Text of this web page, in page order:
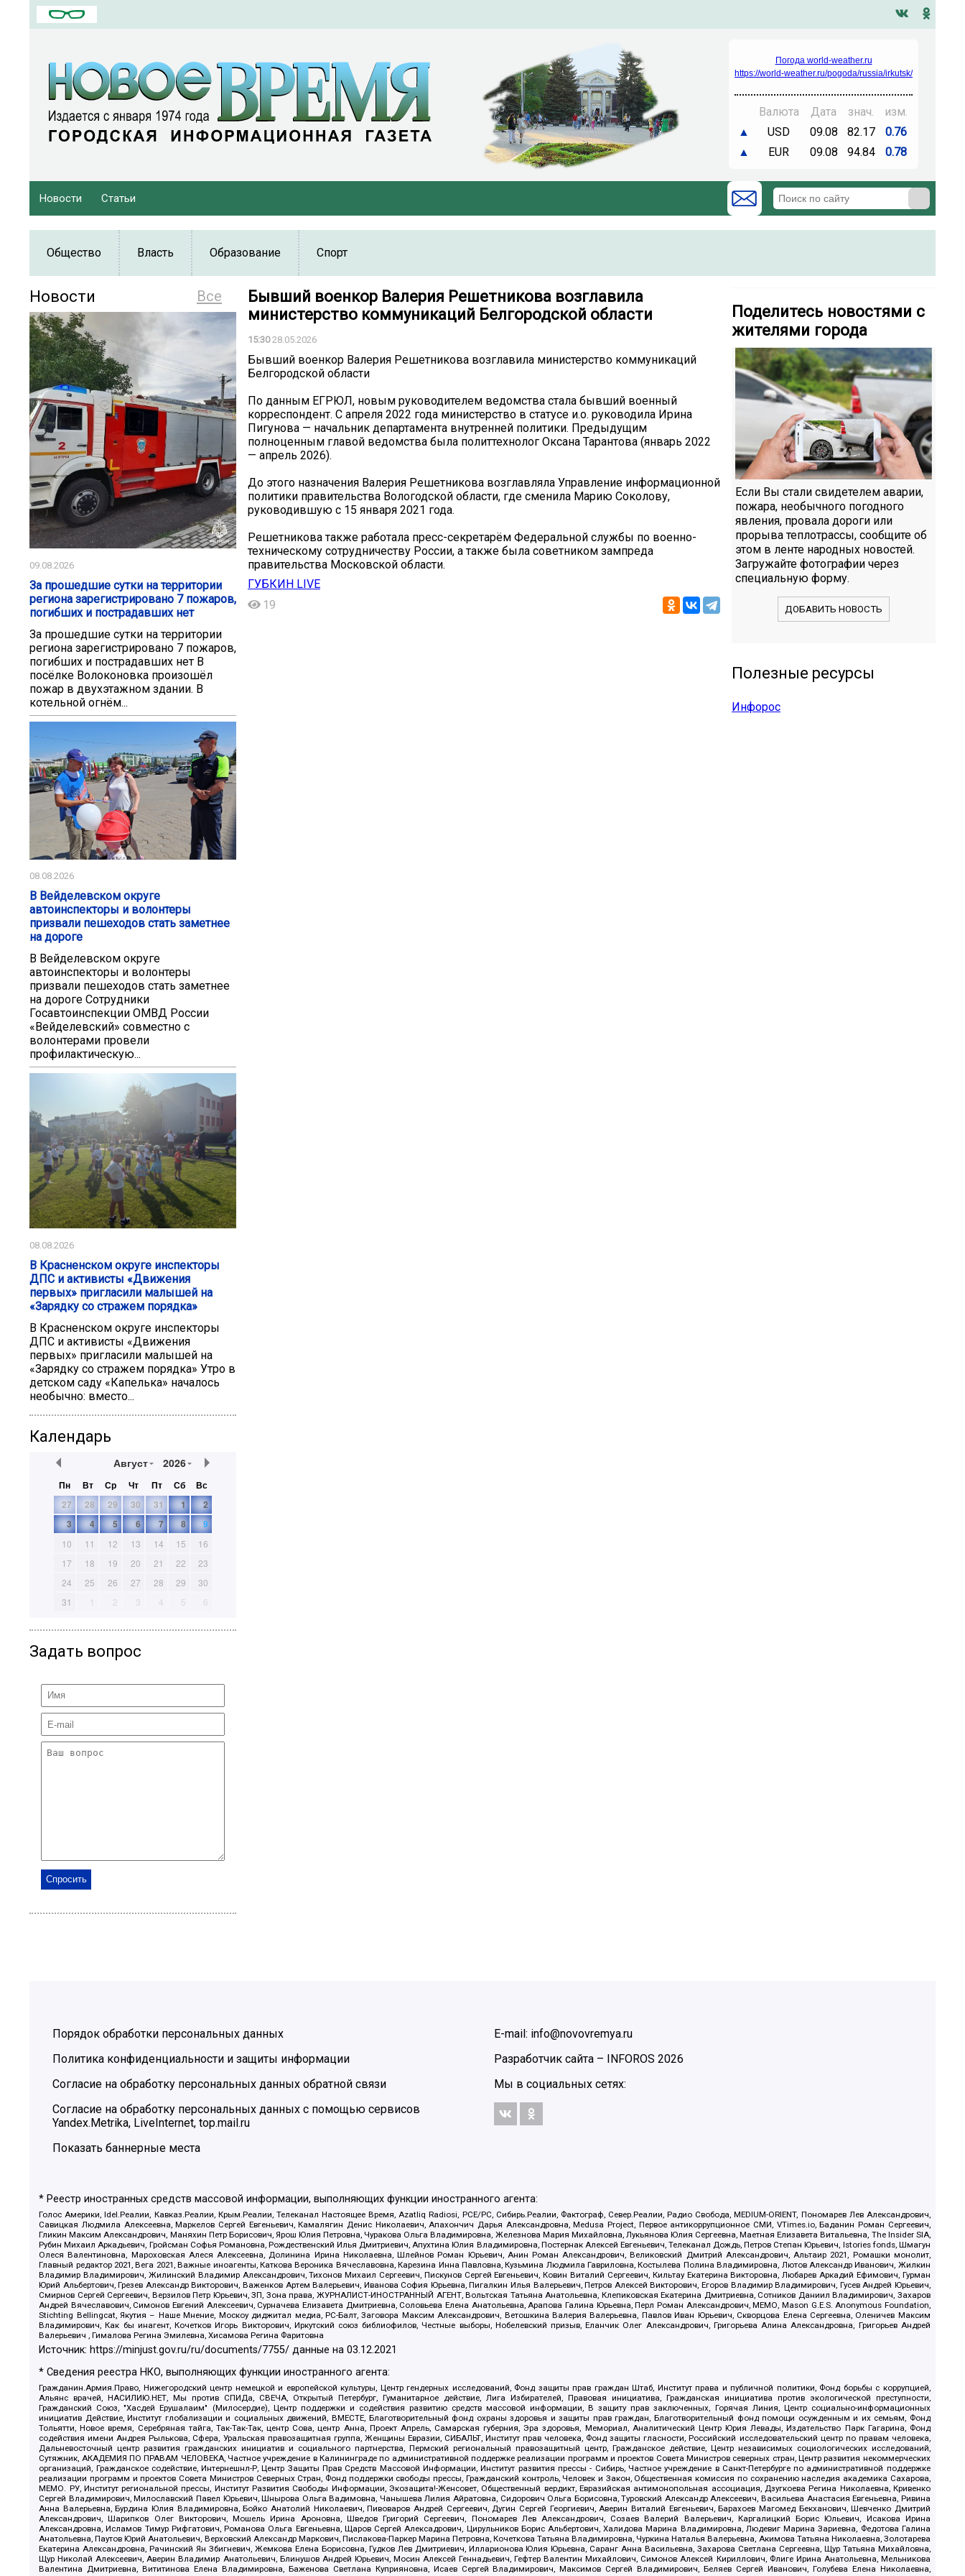
Погода world-weather.ru
https://world-weather.ru/pogoda/russia/irkutsk/
Валюта Дата знач.
изм.
▲
USD 09.08 82.17
0.76
▲
EUR 09.08 94.84 0.78
Новости Статьи
Общество Власть Образование Спорт
Все
Новости
09.08.2026
За прошедшие сутки на территории
региона зарегистрировано 7 пожаров,
погибших и пострадавших нет
За прошедшие сутки на территории
региона зарегистрировано 7 пожаров,
погибших и пострадавших нет В
посëлке Волоконовка произошëл
пожар в двухэтажном здании. В
котельной огнём...
08.08.2026
В Вейделевском округе
автоинспекторы и волонтеры
призвали пешеходов стать заметнее
на дороге
В Вейделевском округе
автоинспекторы и волонтеры
призвали пешеходов стать заметнее
на дороге Сотрудники
Госавтоинспекции ОМВД России
«Вейделевский» совместно с
волонтерами провели
профилактическую...
08.08.2026
В Красненском округе инспекторы
ДПС и активисты «Движения
первых» пригласили малышей на
«Зарядку со стражем порядка»
В Красненском округе инспекторы
ДПС и активисты «Движения
первых» пригласили малышей на
«Зарядку со стражем порядка» Утро в
детском саду «Капелька» началось
необычно: вместо...
Календарь
Август 2026
Пн Вт Ср Чт Пт Сб
Вс
27
28 29 30 31 1
2
3
4 5 6 7 8 9
10 11 12 13 14 15
16
17
18 19 20 21 22
23
24
25 26 27 28 29
30
31
1 2 3 4 5 6
Задать вопрос
Бывший военкор Валерия Решетникова возглавила
министерство коммуникаций Белгородской области
15:3028.05.2026
Бывший военкор Валерия Решетникова возглавила министерство коммуникаций
Белгородской области
По данным ЕГРЮЛ, новым руководителем ведомства стала бывший военный
корреспондент. С апреля 2022 года министерство в статусе и.о. руководила Ирина
Пигунова — начальник департамента внутренней политики. Предыдущим
полноценным главой ведомства была политтехнолог Оксана Тарантова (январь 2022
— апрель 2026).
До этого назначения Валерия Решетникова возглавляла Управление информационной
политики правительства Вологодской области, где сменила Марию Соколову,
руководившую с 15 января 2021 года.
Решетникова также работала пресс-секретарём Федеральной службы по военно-
техническому сотрудничеству России, а также была советником зампреда
правительства Московской области.
ГУБКИН LIVE
19
Поделитесь новостями с
жителями города
Если Вы стали свидетелем аварии,
пожара, необычного погодного
явления, провала дороги или
прорыва теплотрассы, сообщите об
этом в ленте народных новостей.
Загружайте фотографии через
специальную форму.
ДОБАВИТЬ НОВОСТЬ
Полезные ресурсы
Инфорос
Порядок обработки персональных данных
Политика конфиденциальности и защиты информации
Согласие на обработку персональных данных обратной связи
Согласие на обработку персональных данных с помощью сервисов
Yandex.Metrika, LiveInternet, top.mail.ru
Показать баннерные места
E-mail: info@novovremya.ru
Разработчик сайта – INFOROS 2026
Мы в социальных сетях:
* Реестр иностранных средств массовой информации, выполняющих функции иностранного агента:
Голос Америки, Idel.Реалии, Кавказ.Реалии, Крым.Реалии, Телеканал Настоящее Время, Azatliq Radiosi, PCE/PC, Сибирь.Реалии, Фактограф, Север.Реалии, Радио Свобода, MEDIUM-ORIENT, Пономарев Лев Александрович,
Савицкая Людмила Алексеевна, Маркелов Сергей Евгеньевич, Камалягин Денис Николаевич, Апахончич Дарья Александровна, Medusa Project, Первое антикоррупционное СМИ, VTimes.io, Баданин Роман Сергеевич,
Гликин Максим Александрович, Маняхин Петр Борисович, Ярош Юлия Петровна, Чуракова Ольга Владимировна, Железнова Мария Михайловна, Лукьянова Юлия Сергеевна, Маетная Елизавета Витальевна, The Insider SIA,
Рубин Михаил Аркадьевич, Гройсман Софья Романовна, Рождественский Илья Дмитриевич, Апухтина Юлия Владимировна, Постернак Алексей Евгеньевич, Телеканал Дождь, Петров Степан Юрьевич, Istories fonds, Шмагун
Олеся Валентиновна, Мароховская Алеся Алексеевна, Долинина Ирина Николаевна, Шлейнов Роман Юрьевич, Анин Роман Александрович, Великовский Дмитрий Александрович, Альтаир 2021, Ромашки монолит,
Главный редактор 2021, Вега 2021, Важные иноагенты, Каткова Вероника Вячеславовна, Карезина Инна Павловна, Кузьмина Людмила Гавриловна, Костылева Полина Владимировна, Лютов Александр Иванович, Жилкин
Владимир Владимирович, Жилинский Владимир Александрович, Тихонов Михаил Сергеевич, Пискунов Сергей Евгеньевич, Ковин Виталий Сергеевич, Кильтау Екатерина Викторовна, Любарев Аркадий Ефимович, Гурман
Юрий Альбертович, Грезев Александр Викторович, Важенков Артем Валерьевич, Иванова София Юрьевна, Пигалкин Илья Валерьевич, Петров Алексей Викторович, Егоров Владимир Владимирович, Гусев Андрей Юрьевич,
Смирнов Сергей Сергеевич, Верзилов Петр Юрьевич, ЗП, Зона права, ЖУРНАЛИСТ-ИНОСТРАННЫЙ АГЕНТ, Вольтская Татьяна Анатольевна, Клепиковская Екатерина Дмитриевна, Сотников Даниил Владимирович, Захаров
Андрей Вячеславович, Симонов Евгений Алексеевич, Сурначева Елизавета Дмитриевна, Соловьева Елена Анатольевна, Арапова Галина Юрьевна, Перл Роман Александрович, МЕМО, Mason G.E.S. Anonymous Foundation,
Stichting Bellingcat, Якутия – Наше Мнение, Москоу диджитал медиа, РС-Балт, Заговора Максим Александрович, Ветошкина Валерия Валерьевна, Павлов Иван Юрьевич, Скворцова Елена Сергеевна, Оленичев Максим
Владимирович, Как бы инагент, Кочетков Игорь Викторович, Иркутский союз библиофилов, Честные выборы, Нобелевский призыв, Еланчик Олег Александрович, Григорьева Алина Александровна, Григорьев Андрей
Валерьевич , Гималова Регина Эмилевна, Хисамова Регина Фаритовна
Источник: https://minjust.gov.ru/ru/documents/7755/ данные на03.12.2021
* Сведения реестра НКО, выполняющих функции иностранного агента:
Гражданин.Армия.Право, Нижегородский центр немецкой и европейской культуры, Центр гендерных исследований, Фонд защиты прав граждан Штаб, Институт права и публичной политики, Фонд борьбы с коррупцией,
Альянс врачей, НАСИЛИЮ.НЕТ, Мы против СПИДа, СВЕЧА, Открытый Петербург, Гуманитарное действие, Лига Избирателей, Правовая инициатива, Гражданская инициатива против экологической преступности,
Гражданский Союз, "Хасдей Ерушалаим" (Милосердие), Центр поддержки и содействия развитию средств массовой информации, В защиту прав заключенных, Горячая Линия, Центр социально-информационных
инициатив Действие, Институт глобализации и социальных движений, ВМЕСТЕ, Благотворительный фонд охраны здоровья и защиты прав граждан, Благотворительный фонд помощи осужденным и их семьям, Фонд
Тольятти, Новое время, Серебряная тайга, Так-Так-Так, центр Сова, центр Анна, Проект Апрель, Самарская губерния, Эра здоровья, Мемориал, Аналитический Центр Юрия Левады, Издательство Парк Гагарина, Фонд
содействия имени Андрея Рылькова, Сфера, Уральская правозащитная группа, Женщины Евразии, СИБАЛЬТ, Институт прав человека, Фонд защиты гласности, Российский исследовательский центр по правам человека,
Дальневосточный центр развития гражданских инициатив и социального партнерства, Пермский региональный правозащитный центр, Гражданское действие, Центр независимых социологических исследований,
Сутяжник, АКАДЕМИЯ ПО ПРАВАМ ЧЕЛОВЕКА, Частное учреждение в Калининграде по административной поддержке реализации программ и проектов Совета Министров северных стран, Центр развития некоммерческих
организаций, Гражданское содействие, Интернешнл-Р, Центр Защиты Прав Средств Массовой Информации, Институт развития прессы - Сибирь, Частное учреждение в Санкт-Петербурге по административной поддержке
реализации программ и проектов Совета Министров Северных Стран, Фонд поддержки свободы прессы, Гражданский контроль, Человек и Закон, Общественная комиссия по сохранению наследия академика Сахарова,
МЕМО. РУ, Институт региональной прессы, Институт Развития Свободы Информации, Экозащита!-Женсовет, Общественный вердикт, Евразийская антимонопольная ассоциация, Дзугкоева Регина Николаевна, Кривенко
Сергей Владимирович, Милославский Павел Юрьевич, Шнырова Ольга Вадимовна, Чанышева Лилия Айратовна, Сидорович Ольга Борисовна, Туровский Александр Алексеевич, Васильева Анастасия Евгеньевна, Ривина
Анна Валерьевна, Бурдина Юлия Владимировна, Бойко Анатолий Николаевич, Пивоваров Андрей Сергеевич, Дугин Сергей Георгиевич, Аверин Виталий Евгеньевич, Барахоев Магомед Бекханович, Шевченко Дмитрий
Александрович, Шарипков Олег Викторович, Мошель Ирина Ароновна, Шведов Григорий Сергеевич, Пономарев Лев Александрович, Созаев Валерий Валерьевич, Каргалицкий Борис Юльевич, Исакова Ирина
Александровна, Исламов Тимур Рифгатович, Романова Ольга Евгеньевна, Щаров Сергей Алексадрович, Цирульников Борис Альбертович, Халидова Марина Владимировна, Людевиг Марина Зариевна, Федотова Галина
Анатольевна, Паутов Юрий Анатольевич, Верховский Александр Маркович, Пислакова-Паркер Марина Петровна, Кочеткова Татьяна Владимировна, Чуркина Наталья Валерьевна, Акимова Татьяна Николаевна, Золотарева
Екатерина Александровна, Рачинский Ян Збигневич, Жемкова Елена Борисовна, Гудков Лев Дмитриевич, Илларионова Юлия Юрьевна, Саранг Анна Васильевна, Захарова Светлана Сергеевна, Щур Татьяна Михайловна,
Щур Николай Алексеевич, Аверин Владимир Анатольевич, Блинушов Андрей Юрьевич, Мосин Алексей Геннадьевич, Гефтер Валентин Михайлович, Симонов Алексей Кириллович, Флиге Ирина Анатольевна, Мельникова
Валентина Дмитриевна, Вититинова Елена Владимировна, Баженова Светлана Куприяновна, Исаев Сергей Владимирович, Максимов Сергей Владимирович, Беляев Сергей Иванович, Голубева Елена Николаевна,